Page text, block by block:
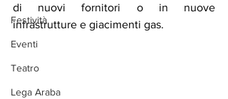
Festività
Eventi
Teatro
Lega Araba
di nuovi fornitori o in nuove
infrastrutture e giacimenti gas.